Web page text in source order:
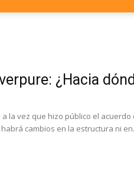
¿Hacia
la vez que hizo público el
cambios en la estructura ni